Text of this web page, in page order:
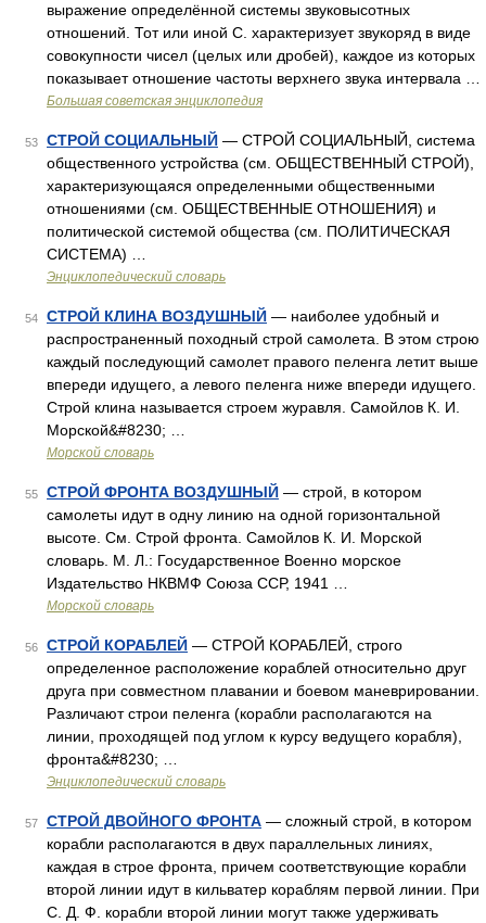
выражение определённой системы звуковысотных
отношений. Тот или иной С. характеризует звукоряд в виде
совокупности чисел (целых или дробей), каждое из которых
показывает отношение частоты верхнего звука интервала …
Большая советская энциклопедия
53 СТРОЙ СОЦИАЛЬНЫЙ — СТРОЙ СОЦИАЛЬНЫЙ, система
общественного устройства (см. ОБЩЕСТВЕННЫЙ СТРОЙ),
характеризующаяся определенными общественными
отношениями (см. ОБЩЕСТВЕННЫЕ ОТНОШЕНИЯ) и
политической системой общества (см. ПОЛИТИЧЕСКАЯ
СИСТЕМА) …
Энциклопедический словарь
54 СТРОЙ КЛИНА ВОЗДУШНЫЙ — наиболее удобный и
распространенный походный строй самолета. В этом строю
каждый последующий самолет правого пеленга летит выше
впереди идущего, а левого пеленга ниже впереди идущего.
Строй клина называется строем журавля. Самойлов К. И.
Морской&#8230; …
Морской словарь
55 СТРОЙ ФРОНТА ВОЗДУШНЫЙ — строй, в котором
самолеты идут в одну линию на одной горизонтальной
высоте. См. Строй фронта. Самойлов К. И. Морской
словарь. М. Л.: Государственное Военно морское
Издательство НКВМФ Союза ССР, 1941 …
Морской словарь
56 СТРОЙ КОРАБЛЕЙ — СТРОЙ КОРАБЛЕЙ, строго
определенное расположение кораблей относительно друг
друга при совместном плавании и боевом маневрировании.
Различают строи пеленга (корабли располагаются на
линии, проходящей под углом к курсу ведущего корабля),
фронта&#8230; …
Энциклопедический словарь
57 СТРОЙ ДВОЙНОГО ФРОНТА — сложный строй, в котором
корабли располагаются в двух параллельных линиях,
каждая в строе фронта, причем соответствующие корабли
второй линии идут в кильватер кораблям первой линии. При
С. Д. Ф. корабли второй линии могут также удерживать